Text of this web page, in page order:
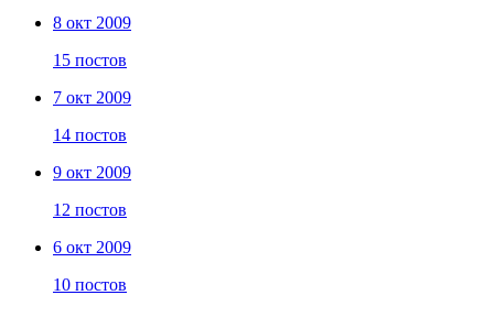
8 окт 2009
15 постов
7 окт 2009
14 постов
9 окт 2009
12 постов
6 окт 2009
10 постов